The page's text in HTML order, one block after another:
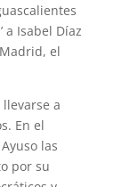
a Isabel Díaz
el
a
En el
las
por su